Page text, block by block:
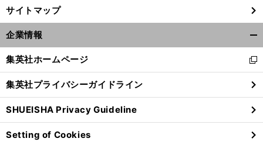
。
サイトマップ
企業情報
閉
る
集英社ホームページ
新
し
い
ウ
ィ
ン
ド
集英社プライバシーガイドライン
SHUEISHA Privacy Guideline
Setting of Cookies